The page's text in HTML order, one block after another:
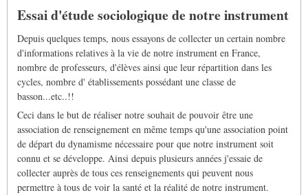
Essai d'étude sociologique de notre instrument
Depuis quelques temps, nous essayons de collecter un certain nombre
d'informations relatives à la vie de notre instrument en France,
nombre de professeurs, d'élèves ainsi que leur répartition dans les
cycles, nombre d' établissements possédant une classe de
basson...etc..!!
Ceci dans le but de réaliser notre souhait de pouvoir être une
association de renseignement en même temps qu'une association point
de départ du dynamisme nécessaire pour que notre instrument soit
connu et se développe. Ainsi depuis plusieurs années j'essaie de
collecter auprès de tous ces renseignements qui peuvent nous
permettre à tous de voir la santé et la réalité de notre instrument.